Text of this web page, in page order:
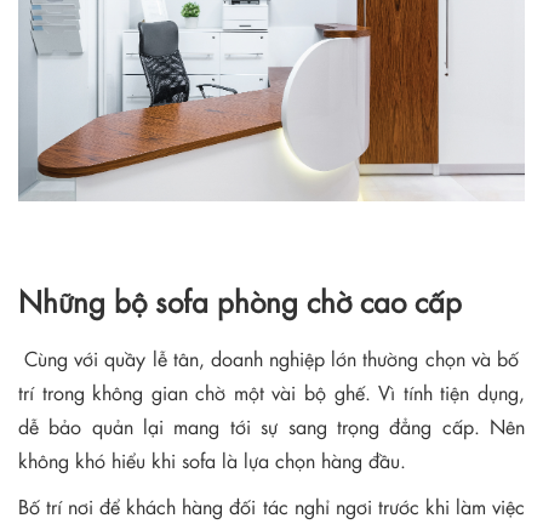
Những bộ sofa phòng chờ cao cấp
Cùng với quầy lễ tân, doanh nghiệp lớn thường chọn và bố
trí trong không gian chờ một vài bộ ghế. Vì tính tiện dụng,
dễ bảo quản lại mang tới sự sang trọng đẳng cấp. Nên
không khó hiểu khi sofa là lựa chọn hàng đầu.
Bố trí nơi để khách hàng đối tác nghỉ ngơi trước khi làm việc